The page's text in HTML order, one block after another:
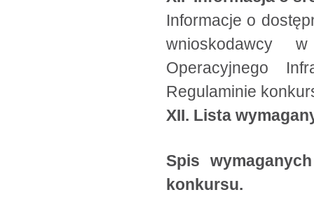
Informacje o
wnioskodawcy
Operacyjnego
Regulaminie
XII. Lista
Spis
konkursu.